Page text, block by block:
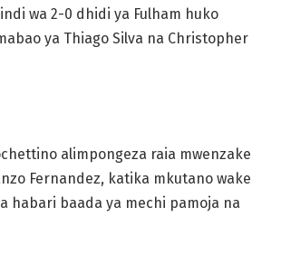
wa 2-0 dhidi ya Fulham huko
ya Thiago Silva na Christopher
alimpongeza raia mwenzake
Fernandez, katika mkutano wake
habari baada ya mechi pamoja na